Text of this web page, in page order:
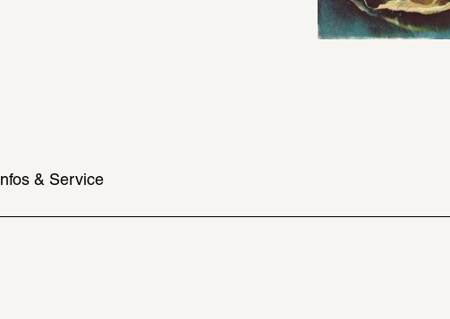
Infos & Service